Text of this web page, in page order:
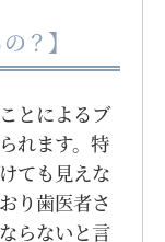
？】
とによるブ
れます。特
ても見えな
り歯医者さ
らないと言